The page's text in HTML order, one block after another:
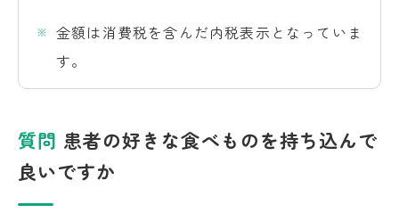
金額は消費税を含んだ内税表示となっていま
す。
質問 患者の好きな食べものを持ち込んで
良いですか